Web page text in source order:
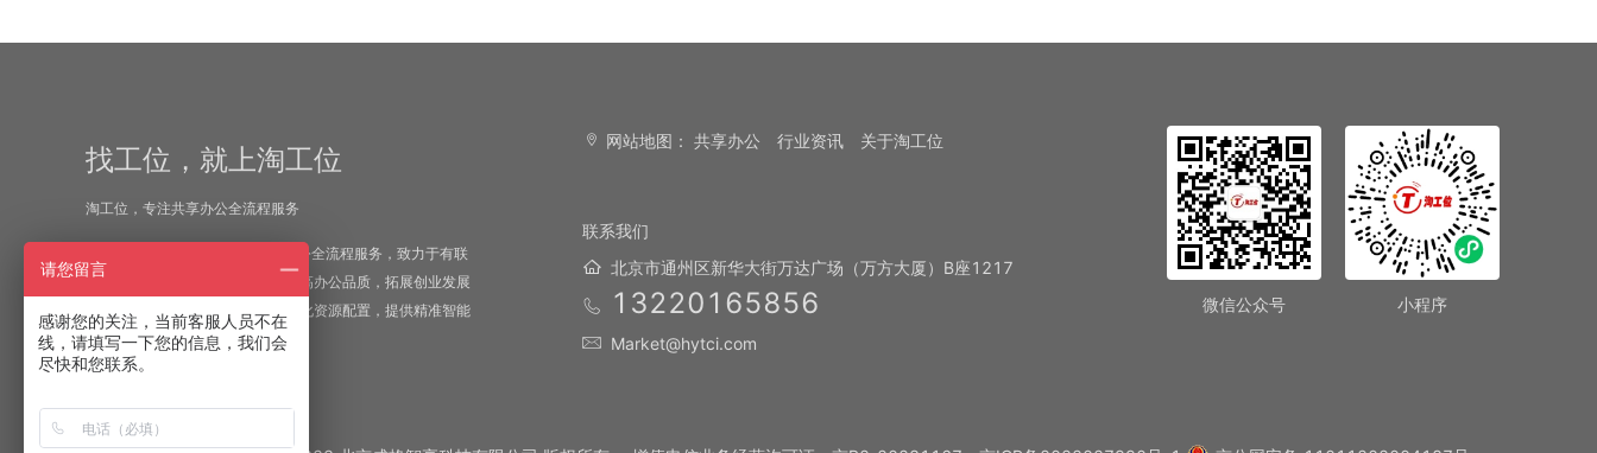
找工位，就上淘工位
淘工位，专注共享办公全流程服务
“淘工位”——专注于一站式共享办公全流程服务，致力于有联
合办公需求的企业或个人客户，提高办公品质，拓展创业发展
资源，解决选址难题；并为业主优化资源配置，提供精准智能
化管理服务。
网站地图： 共享办公 行业资讯 关于淘工位
联系我们
北京市通州区新华大街万达广场（万方大厦）B座1217
13220165856
Market@hytci.com
微信公众号 小程序
请您留言
感谢您的关注，当前客服人员不在
线，请填写一下您的信息，我们会
尽快和您联系。